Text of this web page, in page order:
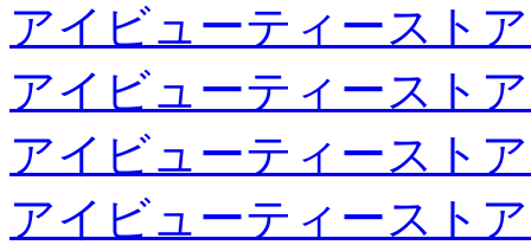
アイビューティースト
アイビューティースト
アイビューティースト
アイビューティースト